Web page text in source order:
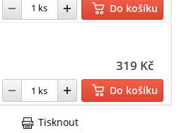
Do košíku
319 Kč
Do košíku
Tisknout